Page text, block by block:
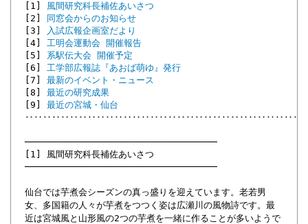
[1] 風間研究科長補佐あいさつ
[2]
同窓会からのお知らせ
[3]
入試広報企画室だより
[4] 工明会運動会 開催報告
[5] 系駅伝大会 開催予定
[6] 工学部広報誌『あおば萌ゆ』発行
[7] 最新のイベント・ニュース
[8] 最近の研究成果
[9] 最近の宮城・仙台
───────────────────────────────────
[1] 風間研究科長補佐あいさつ
───────────────────────────────────
仙台では芋煮会シーズンの真っ盛りを迎えています。老若男
女、多国籍の人々が芋煮をつつく姿は広瀬川の風物詩です。最
近は宮城風と山形風の2つの芋煮を一緒に作ることが多いようで